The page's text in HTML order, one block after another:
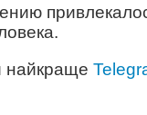
найкраще